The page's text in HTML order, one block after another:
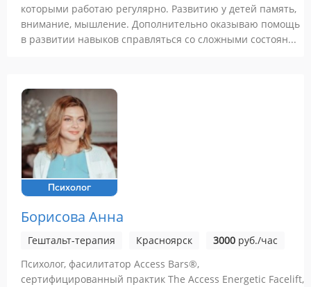
которыми работаю регулярно. Развитию у детей память,
внимание, мышление. Дополнительно оказываю помощь
в развитии навыков справляться со сложными состоян...
Психолог
Борисова Анна
Гештальт-терапия Красноярск 3000 руб./час
Психолог, фасилитатор Access Bars®,
сертифицированный практик The Access Energetic Facelift,